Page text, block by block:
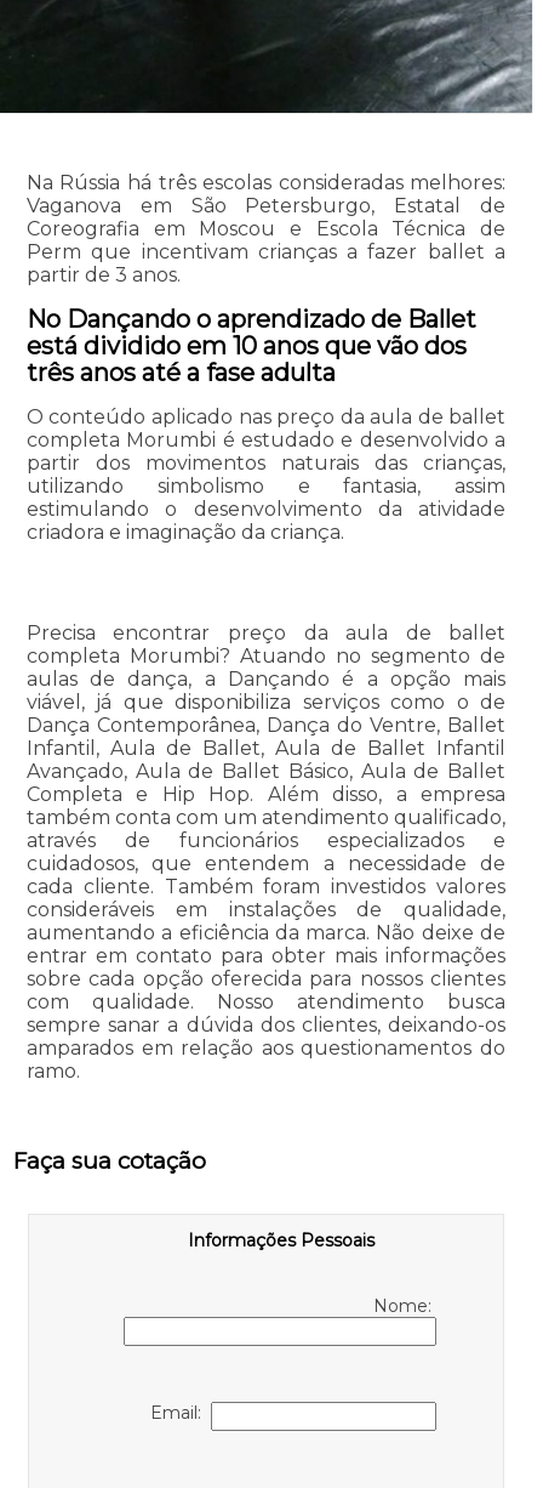
Na Rússia há três escolas consideradas melhores:
Vaganova em São Petersburgo, Estatal de
Coreografia em Moscou e Escola Técnica de
Perm que incentivam crianças a fazer ballet a
partir de 3 anos.
No Dançando o aprendizado de Ballet
está dividido em 10 anos que vão dos
três anos até a fase adulta
O conteúdo aplicado nas preço da aula de ballet
completa Morumbi é estudado e desenvolvido a
partir dos movimentos naturais das crianças,
utilizando simbolismo e fantasia, assim
estimulando o desenvolvimento da atividade
criadora e imaginação da criança.
Precisa encontrar preço da aula de ballet
completa Morumbi? Atuando no segmento de
aulas de dança, a Dançando é a opção mais
viável, já que disponibiliza serviços como o de
Dança Contemporânea, Dança do Ventre, Ballet
Infantil, Aula de Ballet, Aula de Ballet Infantil
Avançado, Aula de Ballet Básico, Aula de Ballet
Completa e Hip Hop. Além disso, a empresa
também conta com um atendimento qualificado,
através de funcionários especializados e
cuidadosos, que entendem a necessidade de
cada cliente. Também foram investidos valores
consideráveis em instalações de qualidade,
aumentando a eficiência da marca. Não deixe de
entrar em contato para obter mais informações
sobre cada opção oferecida para nossos clientes
com qualidade. Nosso atendimento busca
sempre sanar a dúvida dos clientes, deixando-os
amparados em relação aos questionamentos do
ramo.
Faça sua cotação
Informações Pessoais
Nome:
Email: